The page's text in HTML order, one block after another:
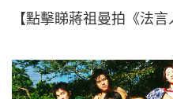
【點擊睇蔣祖曼拍《法